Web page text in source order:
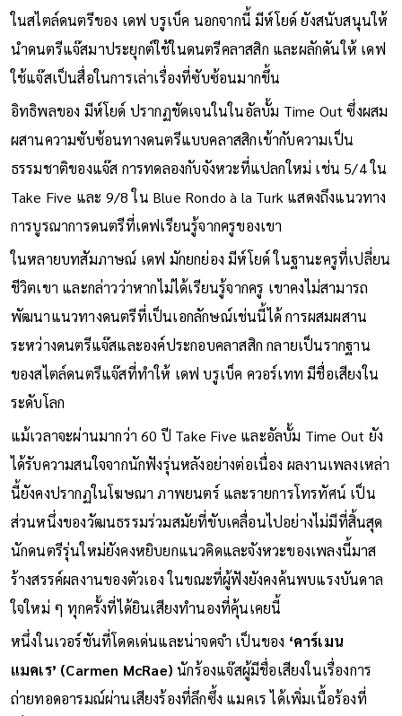
ในสไตล์ดนตรีของ เดฟ บรูเบ็ค นอกจากนี้ มีห์โยด์ ยังสนับสนุนให้
นำดนตรีแจ๊สมาประยุกต์ใช้ในดนตรีคลาสสิก และผลักดันให้ เดฟ
ใช้แจ๊สเป็นสื่อในการเล่าเรื่องที่ซับซ้อนมากขึ้น
อิทธิพลของ มีห์โยด์ ปรากฏชัดเจนในในอัลบั้ม Time Out ซึ่งผสม
ผสานความซับซ้อนทางดนตรีแบบคลาสสิกเข้ากับความเป็น
ธรรมชาติของแจ๊ส การทดลองกับจังหวะที่แปลกใหม่ เช่น 5/4 ใน
Take Five และ 9/8 ใน Blue Rondo à la Turk แสดงถึงแนวทาง
การบูรณาการดนตรีที่เดฟเรียนรู้จากครูของเขา
ในหลายบทสัมภาษณ์ เดฟ มักยกย่อง มีห์โยด์ ในฐานะครูที่เปลี่ยน
ชีวิตเขา และกล่าวว่าหากไม่ได้เรียนรู้จากครู เขาคงไม่สามารถ
พัฒนาแนวทางดนตรีที่เป็นเอกลักษณ์เช่นนี้ได้ การผสมผสาน
ระหว่างดนตรีแจ๊สและองค์ประกอบคลาสสิก กลายเป็นรากฐาน
ของสไตล์ดนตรีแจ๊สที่ทำให้ เดฟ บรูเบ็ค ควอร์เทท มีชื่อเสียงใน
ระดับโลก
แม้เวลาจะผ่านมากว่า 60 ปี Take Five และอัลบั้ม Time Out ยัง
ได้รับความสนใจจากนักฟังรุ่นหลังอย่างต่อเนื่อง ผลงานเพลงเหล่า
นี้ยังคงปรากฏในโฆษณา ภาพยนตร์ และรายการโทรทัศน์ เป็น
ส่วนหนึ่งของวัฒนธรรมร่วมสมัยที่ขับเคลื่อนไปอย่างไม่มีที่สิ้นสุด
นักดนตรีรุ่นใหม่ยังคงหยิบยกแนวคิดและจังหวะของเพลงนี้มาส
ร้างสรรค์ผลงานของตัวเอง ในขณะที่ผู้ฟังยังคงค้นพบแรงบันดาล
ใจใหม่ ๆ ทุกครั้งที่ได้ยินเสียงทำนองที่คุ้นเคยนี้
หนึ่งในเวอร์ชันที่โดดเด่นและน่าจดจำ เป็นของ ‘คาร์เมน
แมคเร’ (Carmen McRae)นักร้องแจ๊สผู้มีชื่อเสียงในเรื่องการ
ถ่ายทอดอารมณ์ผ่านเสียงร้องที่ลึกซึ้ง แมคเร ได้เพิ่มเนื้อร้องที่